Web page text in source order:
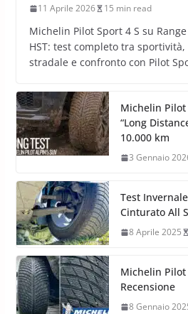
11 Aprile 2026 15 min read
Michelin Pilot Sport 4 S su
HST: test completo tra
stradale e confronto con Pilot
Michelin Pilot
“Long
10.000 km
3 Gennaio
Test
Cinturato All
8 Aprile 2025
Michelin Pilot
Recensione
8 Gennaio